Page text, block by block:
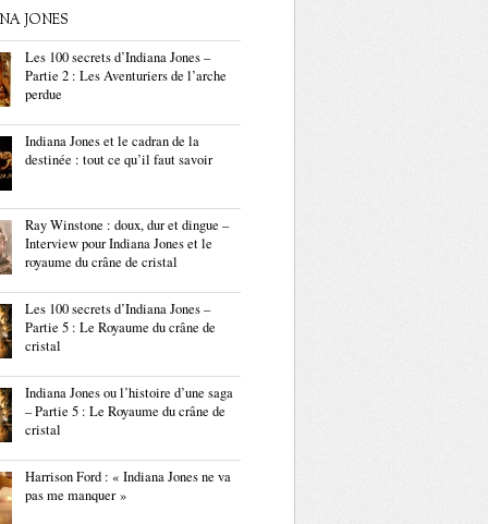
JONES
Les 100 secrets d’Indiana Jones –
Partie 2 : Les Aventuriers de l’arche
perdue
Indiana Jones et le cadran de la
destinée : tout ce qu’il faut savoir
Ray Winstone : doux, dur et dingue –
Interview pour Indiana Jones et le
royaume du crâne de cristal
Les 100 secrets d’Indiana Jones –
Partie 5 : Le Royaume du crâne de
cristal
Indiana Jones ou l’histoire d’une saga
– Partie 5 : Le Royaume du crâne de
cristal
Harrison Ford : « Indiana Jones ne va
pas me manquer »